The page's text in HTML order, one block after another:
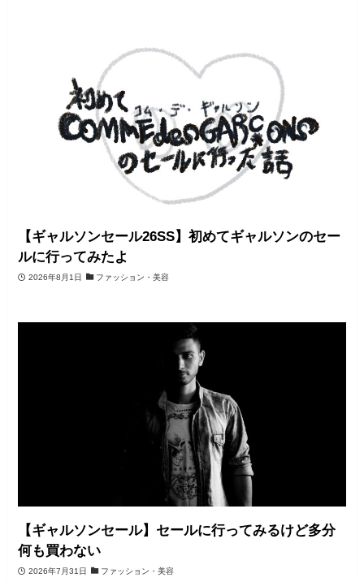
【ギャルソンセール26SS】初めてギャルソンのセー
ルに行ってみたよ
2026年8月1日 ファッション・美容
【ギャルソンセール】セールに行ってみるけど多分
何も買わない
2026年7月31日 ファッション・美容